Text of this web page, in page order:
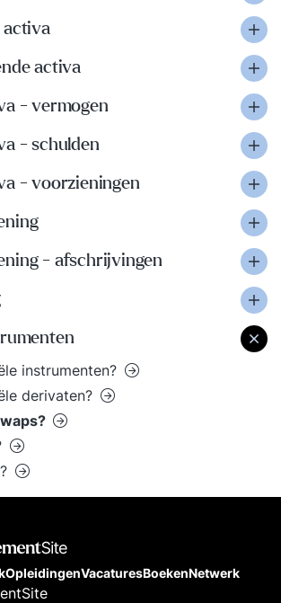
activa
activa
- vermogen
- schulden
- voorzieningen
- afschrijvingen
instrumenten?
derivaten?
OpleidingenVacaturesBoekenNetwerk